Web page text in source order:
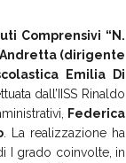
Comprensivi “N.
Andretta (dirigente
Emilia Di
dall’IISS Rinaldo
Federica
. La realizzazione ha
I grado coinvolte, in